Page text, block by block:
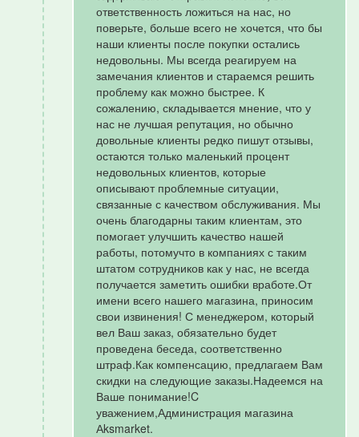
ответственность ложиться на нас, но
поверьте, больше всего не хочется, что бы
наши клиенты после покупки остались
недовольны. Мы всегда реагируем на
замечания клиентов и стараемся решить
проблему как можно быстрее. К
сожалению, складывается мнение, что у
нас не лучшая репутация, но обычно
довольные клиенты редко пишут отзывы,
остаются только маленький процент
недовольных клиентов, которые
описывают проблемные ситуации,
связанные с качеством обслуживания. Мы
очень благодарны таким клиентам, это
помогает улучшить качество нашей
работы, потомучто в компаниях с таким
штатом сотрудников как у нас, не всегда
получается заметить ошибки вработе.От
имени всего нашего магазина, приносим
свои извинения! С менеджером, который
вел Ваш заказ, обязательно будет
проведена беседа, соответственно
штраф.Как компенсацию, предлагаем Вам
скидки на следующие заказы.Надеемся на
Ваше понимание!C
уважением,Администрация магазина
Аksmarket.